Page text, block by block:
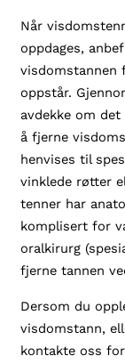
Når
oppdages,
visdomstannen
oppstår.
avdekke om
å fjerne
henvises til
vinklede røtter
tenner har
komplisert for
oralkirurg
fjerne tannen
Dersom du
visdomstann,
kontakte oss